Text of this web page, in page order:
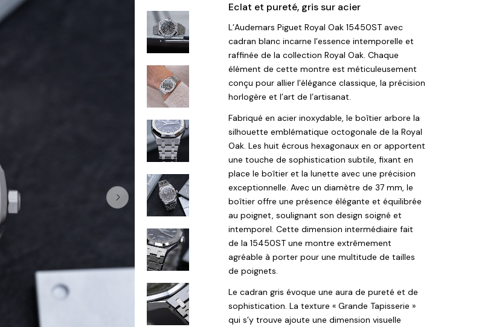
Eclat et pureté, gris sur acier
L’Audemars Piguet Royal Oak 15450ST avec
cadran blanc incarne l’essence intemporelle et
raffinée de la collection Royal Oak. Chaque
élément de cette montre est méticuleusement
conçu pour allier l’élégance classique, la précision
horlogère et l’art de l’artisanat.
Fabriqué en acier inoxydable, le boîtier arbore la
silhouette emblématique octogonale de la Royal
Oak. Les huit écrous hexagonaux en or apportent
une touche de sophistication subtile, fixant en
place le boîtier et la lunette avec une précision
exceptionnelle. Avec un diamètre de 37 mm, le
boîtier offre une présence élégante et équilibrée
au poignet, soulignant son design soigné et
intemporel. Cette dimension intermédiaire fait
de la 15450ST une montre extrêmement
agréable à porter pour une multitude de tailles
de poignets.
Le cadran gris évoque une aura de pureté et de
sophistication. La texture « Grande Tapisserie »
qui s’y trouve ajoute une dimension visuelle